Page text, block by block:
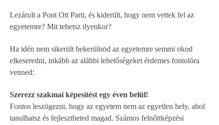
Lezárult a Pont Ott Parti, és kiderült, hogy nem vettek fel az
egyetemre? Mit tehetsz ilyenkor?
Ha idén nem sikerült bekerülnöd az egyetemre semmi okod
elkeseredni, inkább az alábbi lehetőségeket érdemes fontolóra
venned:
Szerezz szakmai képesítést egy éven belül!
Fontos leszögezni, hogy az egyetem nem az egyetlen hely, ahol
tanulhatsz és fejlesztheted magad. Számos felnőttképzési